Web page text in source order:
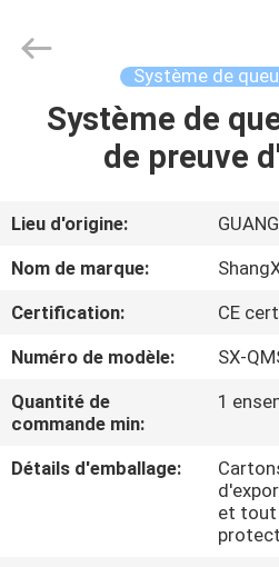
MAISON
AU
SUJET
NOUS
D'USINE
Co.,Ltd.
Developed
Système de
Système de
de preuve
Lieu d'origine:
Nom de marque:
Certification:
CE
Numéro de modèle:
SX-
Quantité de
commande min:
1
Détails d'emballage:
et tout